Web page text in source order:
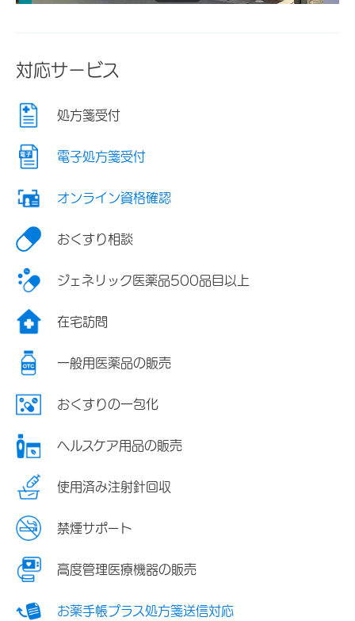
対応サービス
処方箋受付
電子処方箋受付
オンライン資格確認
おくすり相談
ジェネリック医薬品500品目以上
在宅訪問
一般用医薬品の販売
おくすりの一包化
ヘルスケア用品の販売
使用済み注射針回収
禁煙サポート
高度管理医療機器の販売
お薬手帳プラス処方箋送信対応